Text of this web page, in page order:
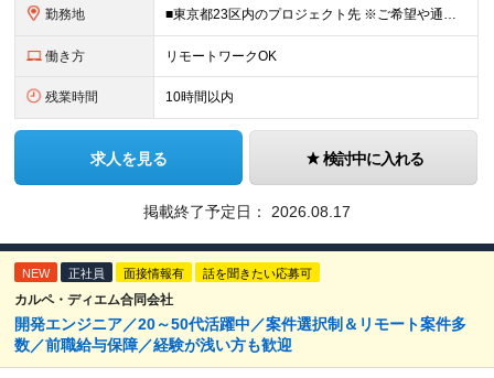
勤務地 ■東京都23区内のプロジェクト先 ※ご希望や通勤時間を考慮して、配属先を決定します。 【本社】 東京都新宿区西新宿4-10-19 3階 ＼オフィス移転！デスクも心機一転アップデート！／ 全席に
働き方 リモートワークOK
残業時間 10時間以内
求人を見る 検討中に入れる
掲載終了予定日： 2026.08.17
NEW 正社員 面接情報有 話を聞きたい応募可
カルペ・ディエム合同会社
開発エンジニア／20～50代活躍中／案件選択制＆リモート案件多
数／前職給与保障／経験が浅い方も歓迎